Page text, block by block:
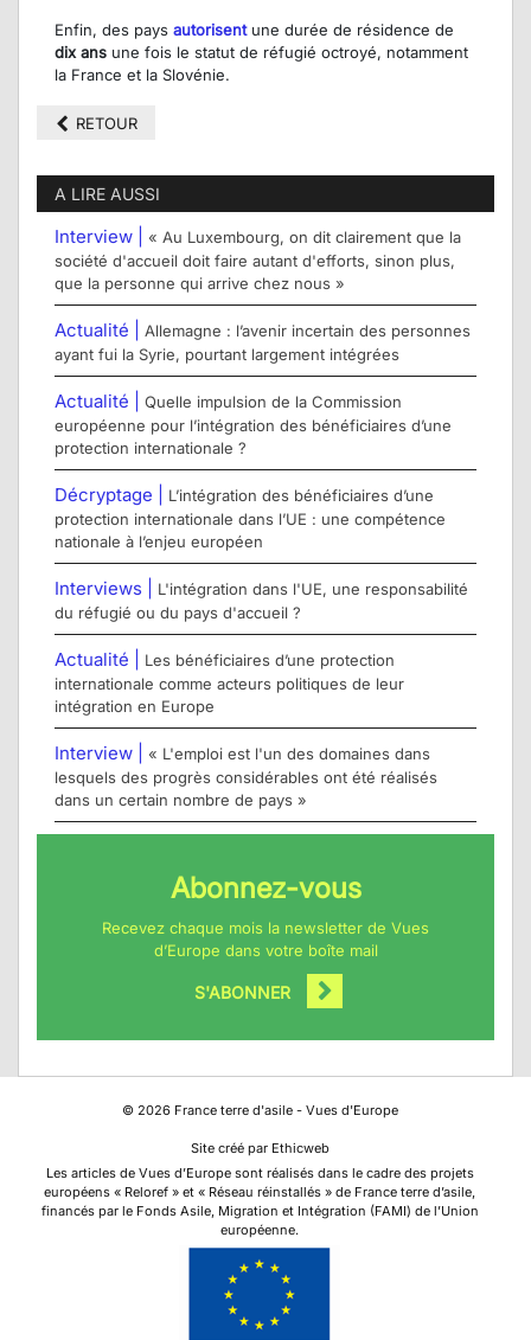
Enfin, des pays autorisentune durée de résidence de
dix ans une fois le statut de réfugié octroyé, notamment
la France et la Slovénie.
RETOUR
A LIRE AUSSI
Interview |
« Au Luxembourg, on dit clairement que la
société d'accueil doit faire autant d'efforts, sinon plus,
que la personne qui arrive chez nous »
Actualité | Allemagne : l’avenir incertain des personnes
ayant fui la Syrie, pourtant largement intégrées
Actualité | Quelle impulsion de la Commission
européenne pour l’intégration des bénéficiaires d’une
protection internationale ?
Décryptage |
L’intégration des bénéficiaires d’une
protection internationale dans l’UE : une compétence
nationale à l’enjeu européen
Interviews |
L'intégration dans l'UE, une responsabilité
du réfugié ou du pays d'accueil ?
Actualité |
Les bénéficiaires d’une protection
internationale comme acteurs politiques de leur
intégration en Europe
Interview |
« L'emploi est l'un des domaines dans
lesquels des progrès considérables ont été réalisés
dans un certain nombre de pays »
Abonnez-vous
Recevez chaque mois la newsletter de Vues
d’Europe dans votre boîte mail
S'ABONNER
© 2026France terre d'asile - Vues d'Europe
Site créé par Ethicweb
Les articles de Vues d’Europe sont réalisés dans le cadre des projets
européens « Reloref » et « Réseau réinstallés » de France terre d’asile,
financés par le Fonds Asile, Migration et Intégration (FAMI) de l’Union
européenne.